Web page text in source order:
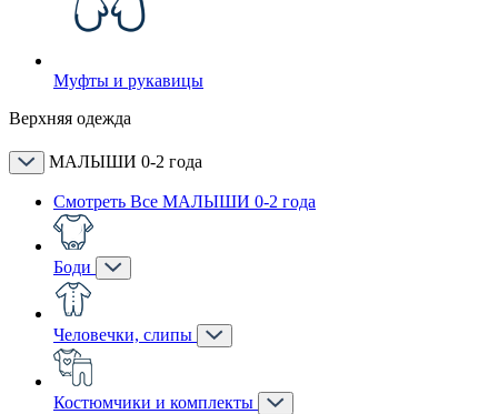
Муфты и рукавицы
Верхняя одежда
МАЛЫШИ 0-2 года
Смотреть Все МАЛЫШИ 0-2 года
Боди
Человечки, слипы
Костюмчики и комплекты